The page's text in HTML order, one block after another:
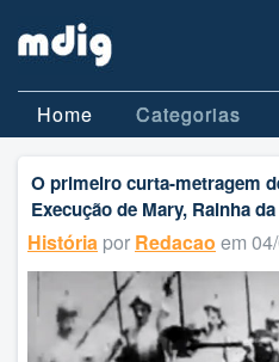
Home Categorias
O primeiro curta-metragem
Execução de Mary, Rainha
História por Redacao em